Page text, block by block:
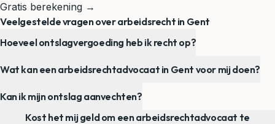
Gratis berekening →
Veelgestelde vragen over arbeidsrecht in Gent
Hoeveel ontslagvergoeding heb ik recht op?
Wat kan een arbeidsrechtadvocaat in Gent voor mij doen?
Kan ik mijn ontslag aanvechten?
Kost het mij geld om een arbeidsrechtadvocaat te